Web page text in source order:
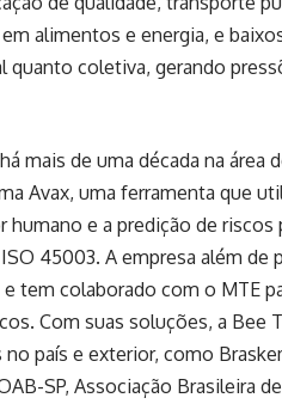
alimentos e energia, e
coletiva, gerando
mais de uma década na área
Avax, uma ferramenta que
e a predição de
45003. A empresa além de
tem colaborado com o MTE
Com suas soluções, a Bee
país e exterior, como
SP, Associação Brasileira